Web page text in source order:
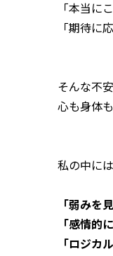
「本当に
「期待に
そんな不
心も身体
私の中には
「弱みを
「感情的
「ロジカ